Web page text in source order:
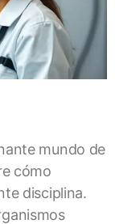
mundo de
cómo
disciplina.